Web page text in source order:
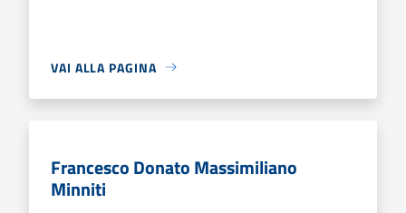
VAI ALLA PAGINA
Francesco Donato Massimiliano
Minniti